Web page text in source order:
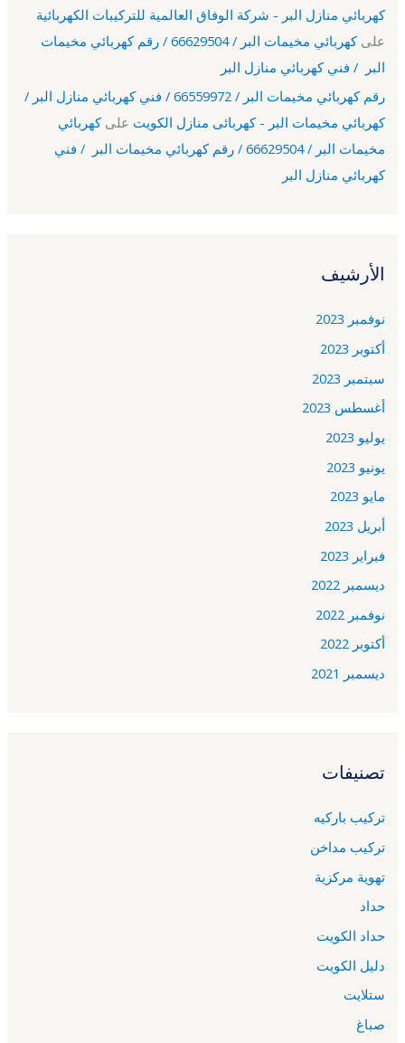
كهربائي منازل البر - شركة الوفاق العالمية للتركيبات الكهربائية
على
كهربائي مخيمات البر / 66629504 / رقم كهربائي مخيمات
البر / فني كهربائي منازل البر
رقم كهربائي مخيمات البر / 66559972 / فني كهربائي منازل البر /
كهربائي مخيمات البر - كهربائى منازل الكويت علىكهربائي
مخيمات البر / 66629504 / رقم كهربائي مخيمات البر / فني
كهربائي منازل البر
الأرشيف
نوفمبر 2023
أكتوبر 2023
سبتمبر 2023
أغسطس 2023
يوليو 2023
يونيو 2023
مايو 2023
أبريل 2023
فبراير 2023
ديسمبر 2022
نوفمبر 2022
أكتوبر 2022
ديسمبر 2021
تصنيفات
تركيب باركيه
تركيب مداخن
تهوية مركزية
حداد
حداد الكويت
دليل الكويت
ستلايت
صباغ